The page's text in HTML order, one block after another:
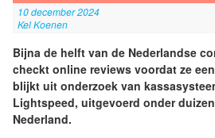
10 december 2024
Kel Koenen
Bijna de helft van de Nederlandse
checkt online reviews voordat ze
blijkt uit onderzoek van
Lightspeed, uitgevoerd onder
Nederland.